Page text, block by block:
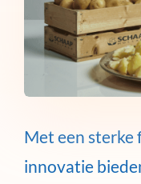
Met een sterke
innovatie